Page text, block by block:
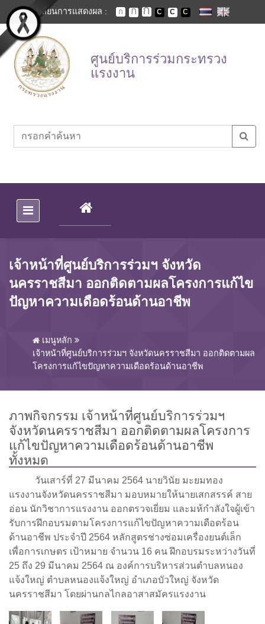
Skip to main content
เปลี่ยนการแสดงผล :
ศูนย์บริการร่วมกระทรวง
แรงงาน
(CURRENT)
เจ้าหน้าที่ศูนย์บริการร่วมฯ จังหวัด
นครราชสีมา ออกติดตามผลโครงการแก้ไข
ปัญหาความเดือดร้อนด้านอาชีพ
เมนูหลัก
เจ้าหน้าที่ศูนย์บริการร่วมฯ จังหวัดนครราชสีมา ออกติดตามผล
โครงการแก้ไขปัญหาความเดือดร้อนด้านอาชีพ
ภาพกิจกรรม เจ้าหน้าที่ศูนย์บริการร่วมฯ
จังหวัดนครราชสีมา ออกติดตามผลโครงการ
แก้ไขปัญหาความเดือดร้อนด้านอาชีพ
ทั้งหมด
วันเสาร์ที่ 27 มีนาคม 2564 นายวินัย มะยมทอง
แรงงานจังหวัดนครราชสีมา มอบหมายให้นายเสกสรรค์ สาย
อ่อน นักวิชาการแรงงาน ออกตรวจเยี่ยม และมห้กำลังใจผู้เข้า
รับการฝึกอบรมตามโครงการแก้ไขปัญหาความเดือดร้อน
ด้านอาชีพ ประจำปี 2564 หลักสูตรช่างซ่อมเครื่องยนต์เล็ก
เพื่อการเกษตร เป้าหมาย จำนวน 16 คน ฝึกอบรมระหว่างวันที่
25 ถึง 29 มีนาคม 2564 ณ องค์การบริหารส่วนตำบลหนอง
แจ้งใหญ่ ตำบลหนองแจ้งใหญ่ อำเภอบัวใหญ่ จังหวัด
นครราชสีมา โดยผ่านกลไกลอาสาสมัครแรงงาน